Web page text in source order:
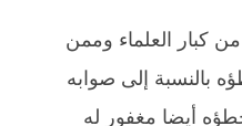
كبار العلماء وممن
إلى صوابه
أيضا مغفور له